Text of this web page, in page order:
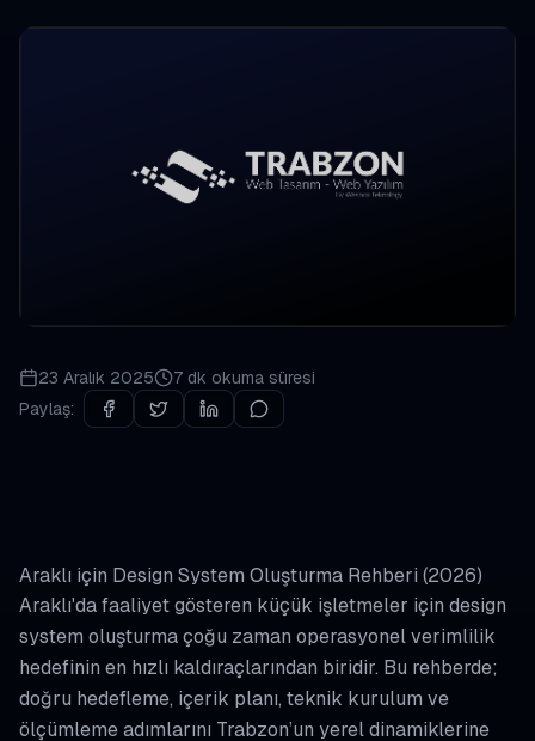
23 Aralık 2025 7 dk okuma süresi
Paylaş:
Araklı için Design System Oluşturma Rehberi (2026)
Araklı'da faaliyet gösteren küçük işletmeler için design
system oluşturma çoğu zaman operasyonel verimlilik
hedefinin en hızlı kaldıraçlarından biridir. Bu rehberde;
doğru hedefleme, içerik planı, teknik kurulum ve
ölçümleme adımlarını Trabzon’un yerel dinamiklerine